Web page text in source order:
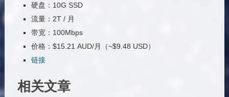
硬盘：10G SSD
流量：2T / 月
带宽：100Mbps
价格：$15.21 AUD/月（~$9.48 USD）
链接
相关文章